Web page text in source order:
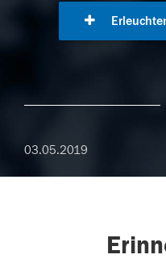
03.05.2019